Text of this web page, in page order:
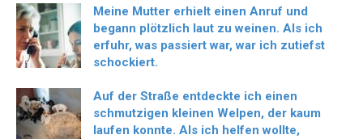
Meine Mutter erhielt einen Anruf und
begann plötzlich laut zu weinen. Als ich
erfuhr, was passiert war, war ich zutiefst
schockiert.
Auf der Straße entdeckte ich einen
schmutzigen kleinen Welpen, der kaum
laufen konnte. Als ich helfen wollte,